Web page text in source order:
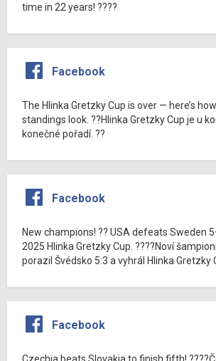
time in 22 years! ????
Facebook
The Hlinka Gretzky Cup is over — here’s
standings look. ??Hlinka Gretzky Cup je u
konečné pořadí. ??
Facebook
New champions! ?? USA defeats Sweden
2025 Hlinka Gretzky Cup. ????Noví
porazil Švédsko 5:3 a vyhrál Hlinka Gretzky
Facebook